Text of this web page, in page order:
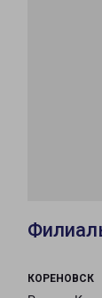
КОРЕНОВСК